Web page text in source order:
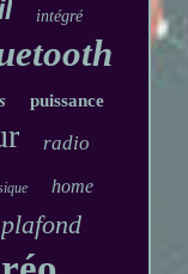
intégré
puissance
radio
home
plafond